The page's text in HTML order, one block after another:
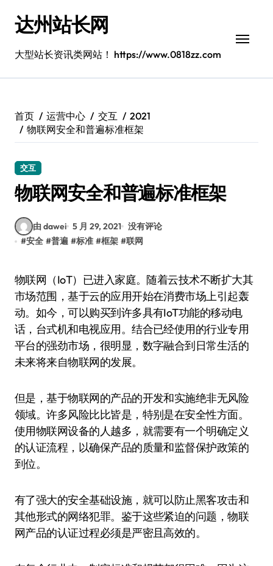
达州站长网
大型站长资讯类网站！ https://www.0818zz.com
首页 运营中心 交互
2021
物联网安全和普遍标准框架
交互
物联网安全和普遍标准框架
由 dawei 5 月 29, 2021 没有评论
#安全 #普遍 #标准 #框架 #联网
物联网（IoT）已进入家庭。随着云技术不断扩大其
市场范围，基于云的应用开始在消费市场上引起轰
动。如今，可以购买到许多具有IoT功能的移动电
话，台式机和电视应用。结合已经使用的行业专用
平台的强劲市场，很明显，数字融合到日常生活的
未来将来自物联网的发展。
但是，基于物联网的产品的开发和实施绝非无风险
领域。许多风险比比皆是，特别是在安全性方面。
使用物联网设备的人越多，就需要有一个明确定义
的认证流程，以确保产品的质量和监督保护政策的
到位。
有了强大的安全基础设施，就可以防止黑客攻击和
其他形式的网络犯罪。鉴于这些紧迫的问题，物联
网产品的认证过程必须是严密且高效的。